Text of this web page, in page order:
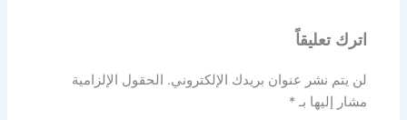
اترك تعليقاً
لن يتم نشر عنوان بريدك الإلكتروني. الحقول الإلزامية
مشار إليها بـ*